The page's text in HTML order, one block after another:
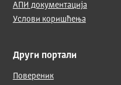
АПИ документација
Услови коришћења
Други портали
Повереник